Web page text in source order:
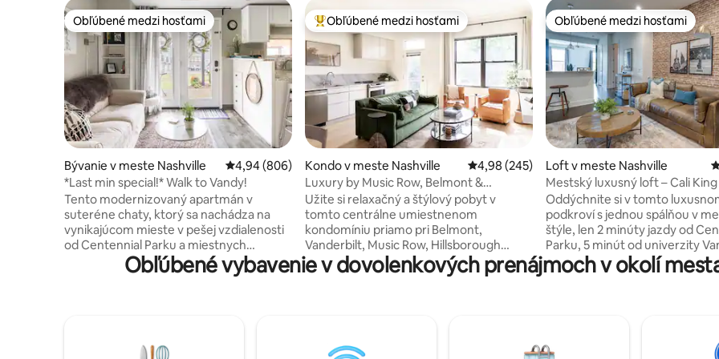
Obľúbené medzi hosťami
Obľúbené medzi hosťami
Bývanie v meste Nashville Priemerné ohodnotenie 4,94 z 5, počet hodnotení: 806
4,94 (806)
*Last min special!* Walk to Vandy!
Tento modernizovaný apartmán v
suteréne chaty, ktorý sa nachádza na
vynikajúcom mieste v pešej vzdialenosti
od Centennial Parku a miestnych
reštaurácií, ponúka dokonalé útočisko s
rýchlym prístupom do Vanderbiltu.
budete cítiť ako doma. K dispozícii je plne
Najobľúbenejšie medzi hosťami
Obľúbené medzi hosťami
Kondo v meste Nashville Priemerné ohodnotenie 4,98 z 5, počet
4,98 (245)
Luxury by Music Row, Belmont &
Vanderbilt +Parking
Užite si relaxačný a štýlový pobyt v
tomto centrálne umiestnenom
kondomíniu priamo pri Belmont,
Vanderbilt, Music Row, Hillsborough
Village a mnoho ďalšieho. 2 spálne, 3
postele + nafukovací matrac, 2 kúpeľne,
zrekonštruované a profesionálne
Obľúbené medzi hosťami
Obľúbené medzi hosťami
Loft v meste Nashville
Mestský luxusný loft – Cali King
od Broadwaya!
Oddýchnite si v tomto
podkroví s jednou spálňou v
štýle, len 2 minúty jazdy od
Parku, 5 minút od univerzity
minút od Music Row, 8 minút na
Broadway a ďalších miest! Nashville je
bez námahy z tejto vynikajúcej
Plyšová manželská posteľ
Obľúbené vybavenie v dovolenkových prenájmoch v okolí